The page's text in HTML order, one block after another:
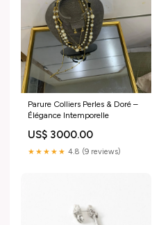
Parure Colliers Perles & Doré –
Élégance Intemporelle
US$ 3000.00
★★★★★ 4.8 (9 reviews)